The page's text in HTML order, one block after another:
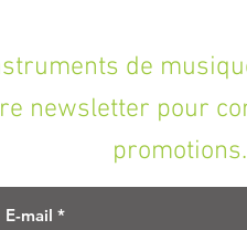
de
newsletter pour
promotions.